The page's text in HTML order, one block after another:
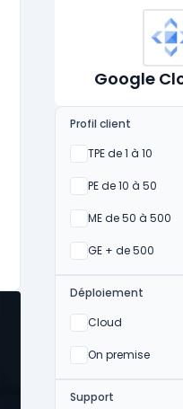
Google
Profil client
TPE de 1 à 10
Oui
PE de 10 à 50
Oui
ME de 50 à 500
Oui
GE + de 500
Oui
Déploiement
Cloud
Oui
On premise
Oui
Support